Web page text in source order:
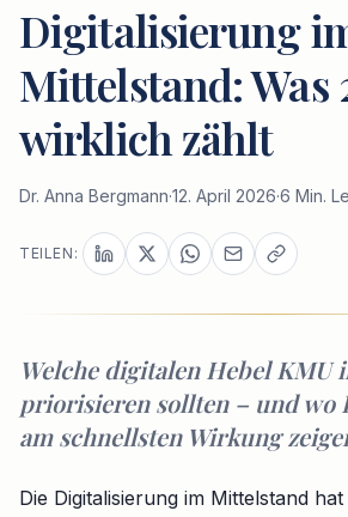
Digitalisierung
Mittelstand: Was
wirklich zählt
Dr. Anna Bergmann·12. April 2026·6 Min.
TEILEN:
Welche digitalen Hebel KMU
priorisieren sollten – und wo
am schnellsten Wirkung
Die Digitalisierung im Mittelstand